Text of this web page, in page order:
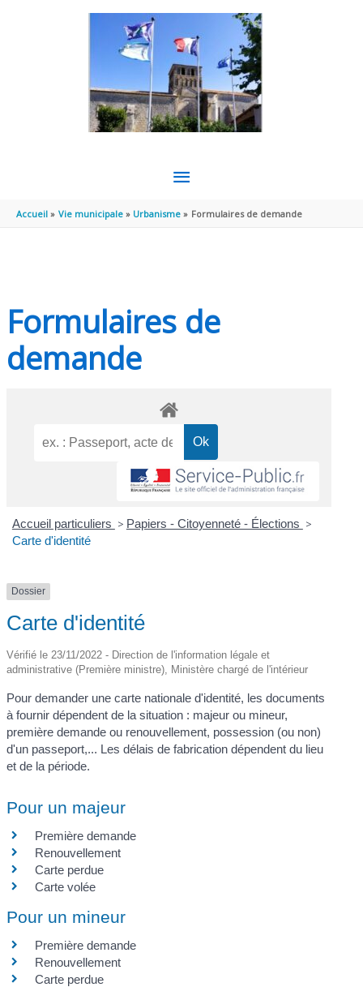
MENU
PRINCIPAL
Accueil Vie municipale Urbanisme Formulaires de demande
Formulaires de
demande
Accueil particuliers > Papiers - Citoyenneté - Élections >
Carte d'identité
Dossier
Carte d'identité
Vérifié le 23/11/2022 - Direction de l'information légale et
administrative (Première ministre), Ministère chargé de l'intérieur
Pour demander une carte nationale d'identité, les documents
à fournir dépendent de la situation : majeur ou mineur,
première demande ou renouvellement, possession (ou non)
d'un passeport,... Les délais de fabrication dépendent du lieu
et de la période.
Pour un majeur
Première demande
Renouvellement
Carte perdue
Carte volée
Pour un mineur
Première demande
Renouvellement
Carte perdue